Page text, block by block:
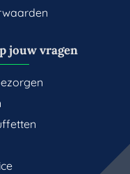
jouw vragen